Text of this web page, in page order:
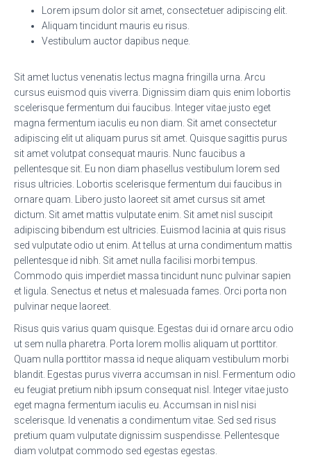
Lorem ipsum dolor sit amet, consectetuer adipiscing elit.
Aliquam tincidunt mauris eu risus.
Vestibulum auctor dapibus neque.
Sit amet luctus venenatis lectus magna fringilla urna. Arcu
cursus euismod quis viverra. Dignissim diam quis enim lobortis
scelerisque fermentum dui faucibus. Integer vitae justo eget
magna fermentum iaculis eu non diam. Sit amet consectetur
adipiscing elit ut aliquam purus sit amet. Quisque sagittis purus
sit amet volutpat consequat mauris. Nunc faucibus a
pellentesque sit. Eu non diam phasellus vestibulum lorem sed
risus ultricies. Lobortis scelerisque fermentum dui faucibus in
ornare quam. Libero justo laoreet sit amet cursus sit amet
dictum. Sit amet mattis vulputate enim. Sit amet nisl suscipit
adipiscing bibendum est ultricies. Euismod lacinia at quis risus
sed vulputate odio ut enim. At tellus at urna condimentum mattis
pellentesque id nibh. Sit amet nulla facilisi morbi tempus.
Commodo quis imperdiet massa tincidunt nunc pulvinar sapien
et ligula. Senectus et netus et malesuada fames. Orci porta non
pulvinar neque laoreet.
Risus quis varius quam quisque. Egestas dui id ornare arcu odio
ut sem nulla pharetra. Porta lorem mollis aliquam ut porttitor.
Quam nulla porttitor massa id neque aliquam vestibulum morbi
blandit. Egestas purus viverra accumsan in nisl. Fermentum odio
eu feugiat pretium nibh ipsum consequat nisl. Integer vitae justo
eget magna fermentum iaculis eu. Accumsan in nisl nisi
scelerisque. Id venenatis a condimentum vitae. Sed sed risus
pretium quam vulputate dignissim suspendisse. Pellentesque
diam volutpat commodo sed egestas egestas.